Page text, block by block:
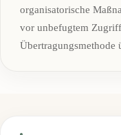
organisatorische
vor unbefugtem
Übertragungsmethode